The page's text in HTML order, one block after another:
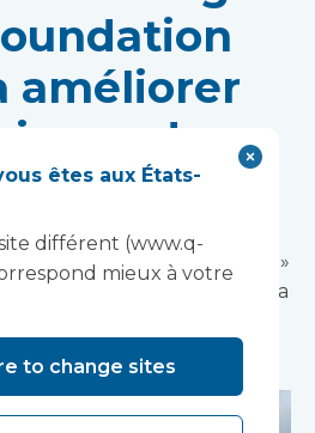
améliorer
des
Solutions a fourni une
de « transfert d'ambulance »
NHS Foundation Trust, qui a
plus de 15 000 patients.
êtes aux États-
différent (www.q-
mieux à votre
to change sites